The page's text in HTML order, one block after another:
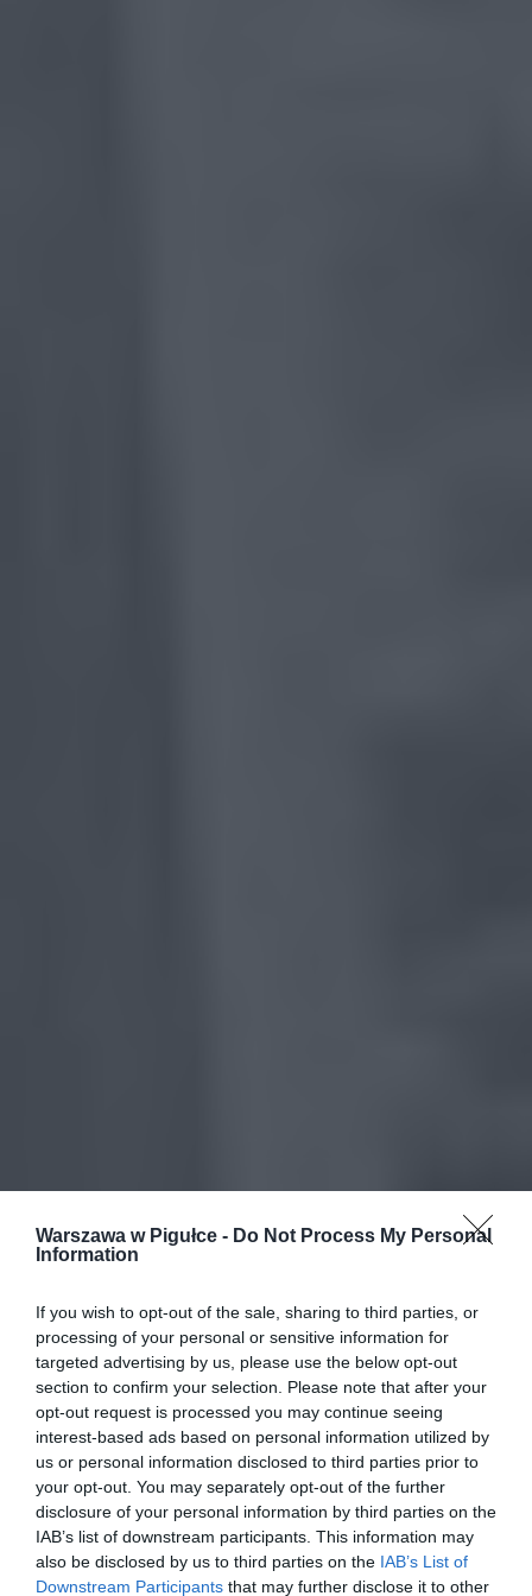
Warszawa w Pigułce - Do Not Process My Personal
Information
If you wish to opt-out of the sale, sharing to third parties, or
processing of your personal or sensitive information for
targeted advertising by us, please use the below opt-out
section to confirm your selection. Please note that after your
opt-out request is processed you may continue seeing
interest-based ads based on personal information utilized by
us or personal information disclosed to third parties prior to
your opt-out. You may separately opt-out of the further
disclosure of your personal information by third parties on the
IAB’s list of downstream participants. This information may
also be disclosed by us to third parties on the IAB’s List of
Downstream Participants that may further disclose it to other